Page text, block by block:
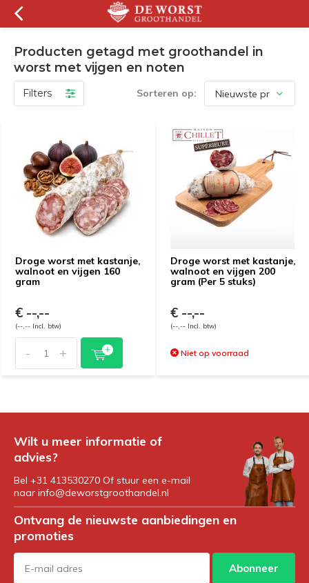
Producten getagd met groothandel in
worst met vijgen en noten
Filters Sorteren op:
Droge worst met kastanje,
walnoot en vijgen 160
gram
€ --,--
(--,-- Incl. btw)
- +
Droge worst met kastanje,
walnoot en vijgen 200
gram (Per 5 stuks)
€ --,--
(--,-- Incl. btw)
Niet op voorraad
Wilt u meer informatie of
advies?
Bel +31 413530270 Of stuur een e-mail
naar info@deworstgroothandel.nl
Ontvang de nieuwste aanbiedingen en
promoties
Abonneer